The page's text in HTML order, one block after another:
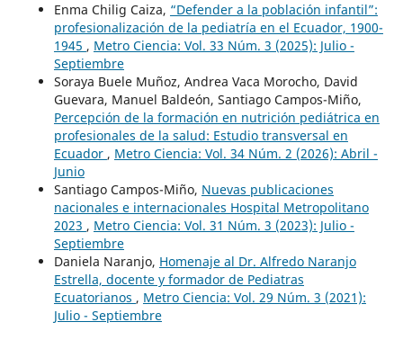
Enma Chilig Caiza, “Defender a la población infantil”:
profesionalización de la pediatría en el Ecuador, 1900-
1945 , Metro Ciencia: Vol. 33 Núm. 3 (2025): Julio -
Septiembre
Soraya Buele Muñoz, Andrea Vaca Morocho, David
Guevara, Manuel Baldeón, Santiago Campos-Miño,
Percepción de la formación en nutrición pediátrica en
profesionales de la salud: Estudio transversal en
Ecuador , Metro Ciencia: Vol. 34 Núm. 2 (2026): Abril -
Junio
Santiago Campos-Miño, Nuevas publicaciones
nacionales e internacionales Hospital Metropolitano
2023 , Metro Ciencia: Vol. 31 Núm. 3 (2023): Julio -
Septiembre
Daniela Naranjo, Homenaje al Dr. Alfredo Naranjo
Estrella, docente y formador de Pediatras
Ecuatorianos , Metro Ciencia: Vol. 29 Núm. 3 (2021):
Julio - Septiembre